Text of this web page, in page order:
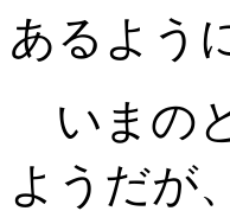
あるよう
いまの
ようだが